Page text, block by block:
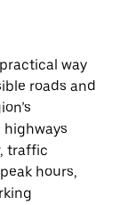
way
roads and
traffic
hours,